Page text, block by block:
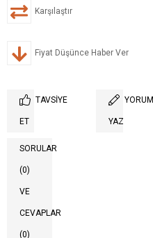
Karşılaştır
Fiyat Düşünce Haber Ver
TAVSIYE
ET
YORUM
YAZ
SORULAR
(0)
VE
CEVAPLAR
(0)